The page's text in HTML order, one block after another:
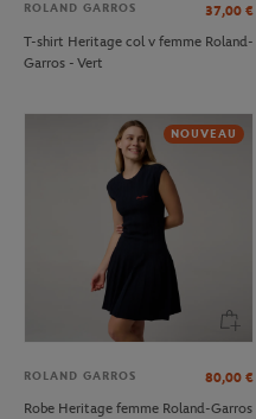
ROLAND GARROS 37,00 €
T-shirt Heritage col v femme Roland-
Garros - Vert
NOUVEAU
ROLAND GARROS 80,00 €
Robe Heritage femme Roland-Garros